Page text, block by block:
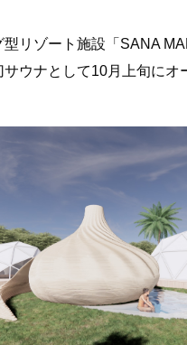
リゾート施設「SANA
ウナとして10月上旬に